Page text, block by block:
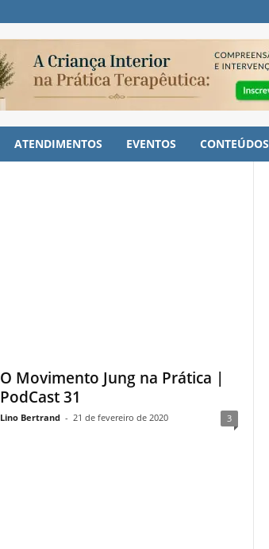
ATENDIMENTOS EVENTOS CONTEÚDOS
O Movimento Jung na Prática |
PodCast 31
Lino Bertrand - 21 de fevereiro de 2020 3